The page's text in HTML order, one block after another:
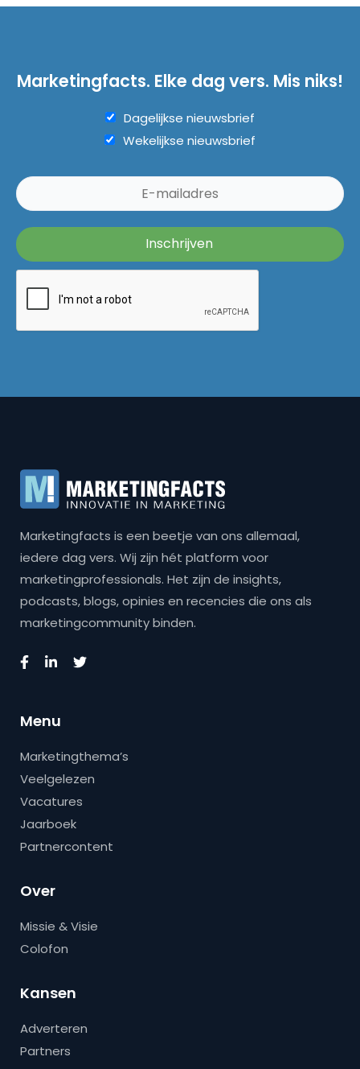
Marketingfacts. Elke dag vers. Mis niks!
Dagelijkse nieuwsbrief
Wekelijkse nieuwsbrief
Marketingfacts is een beetje van ons allemaal,
iedere dag vers. Wij zijn hét platform voor
marketingprofessionals. Het zijn de insights,
podcasts, blogs, opinies en recencies die ons als
marketingcommunity binden.
Menu
Marketingthema’s
Veelgelezen
Vacatures
Jaarboek
Partnercontent
Over
Missie & Visie
Colofon
Kansen
Adverteren
Partners